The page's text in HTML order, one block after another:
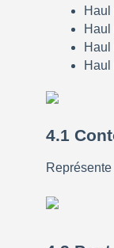
Haul
Haul
Haul
Haul
4.1
R